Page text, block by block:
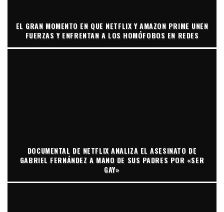
EL GRAN MOMENTO EN QUE NETFLIX Y AMAZON PRIME UNEN
FUERZAS Y ENFRENTAN A LOS HOMÓFOBOS EN REDES
DOCUMENTAL DE NETFLIX ANALIZA EL ASESINATO DE
GABRIEL FERNÁNDEZ A MANO DE SUS PADRES POR «SER
GAY»